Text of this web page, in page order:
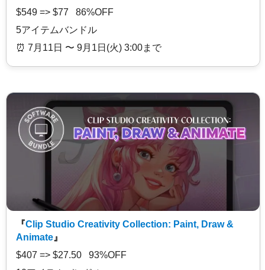
$549 => $77 86%OFF
5アイテムバンドル
⏰️ 7月11日 〜 9月1日(火) 3:00まで
『Clip Studio Creativity Collection: Paint, Draw &
Animate 』
$407 => $27.50 93%OFF